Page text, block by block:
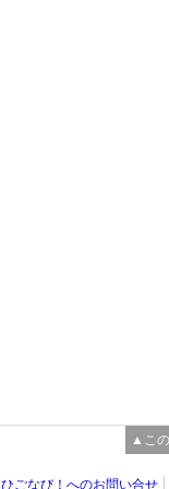
▲こ
ひごなび！へのお問い合せ